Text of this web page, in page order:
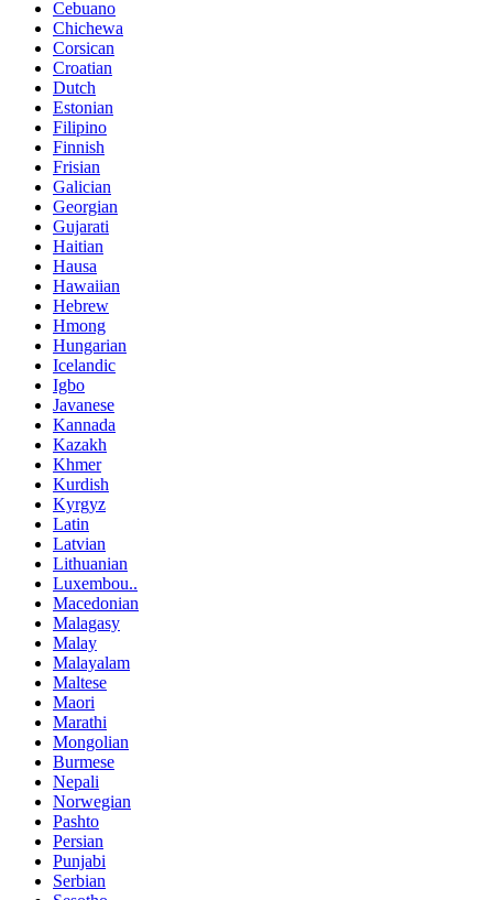
Cebuano
Chichewa
Corsican
Croatian
Dutch
Estonian
Filipino
Finnish
Frisian
Galician
Georgian
Gujarati
Haitian
Hausa
Hawaiian
Hebrew
Hmong
Hungarian
Icelandic
Igbo
Javanese
Kannada
Kazakh
Khmer
Kurdish
Kyrgyz
Latin
Latvian
Lithuanian
Luxembou..
Macedonian
Malagasy
Malay
Malayalam
Maltese
Maori
Marathi
Mongolian
Burmese
Nepali
Norwegian
Pashto
Persian
Punjabi
Serbian